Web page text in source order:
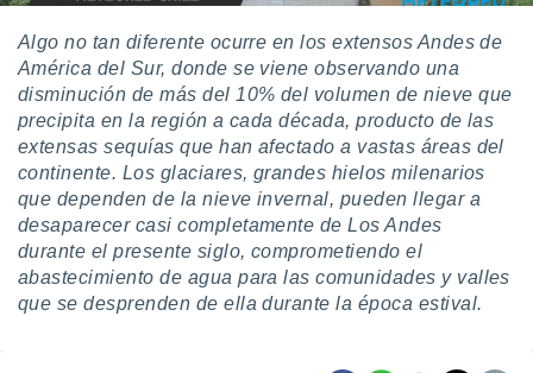
Algo no tan diferente ocurre en los extensos Andes de
América del Sur, donde se viene observando una
disminución de más del 10% del volumen de nieve que
precipita en la región a cada década, producto de las
extensas sequías que han afectado a vastas áreas del
continente. Los glaciares, grandes hielos milenarios
que dependen de la nieve invernal, pueden llegar a
desaparecer casi completamente de Los Andes
durante el presente siglo, comprometiendo el
abastecimiento de agua para las comunidades y valles
que se desprenden de ella durante la época estival.